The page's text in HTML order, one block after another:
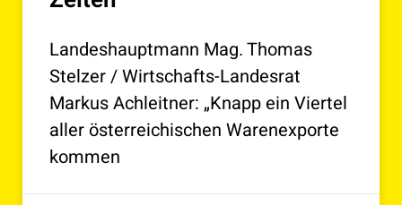
Landeshauptmann Mag. Thomas
Stelzer / Wirtschafts-Landesrat
Markus Achleitner: „Knapp ein Viertel
aller österreichischen Warenexporte
kommen